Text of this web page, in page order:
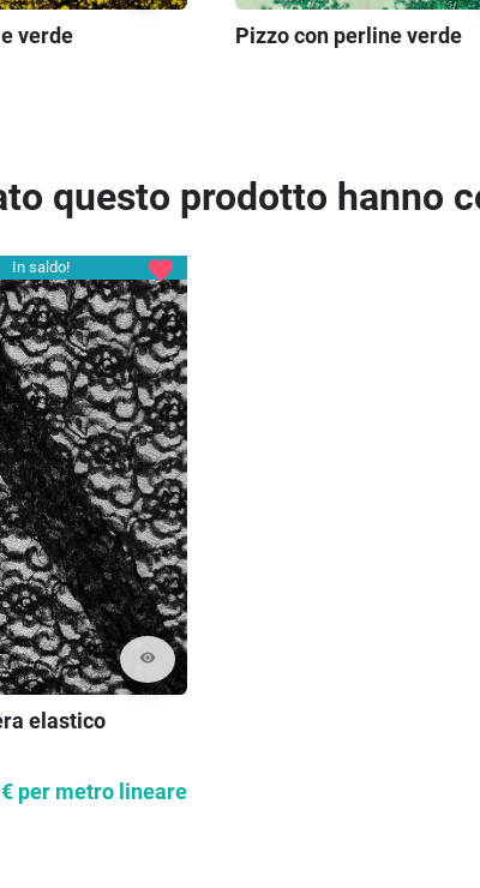
verde Pizzo con perline verde
questo prodotto hanno
In saldo!
visibility
favorite
elastico
per metro lineare